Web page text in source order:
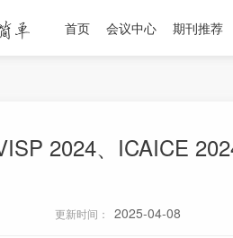
首页 会议中心 期刊推荐
2024、ICAICE
更新时间： 2025-04-08